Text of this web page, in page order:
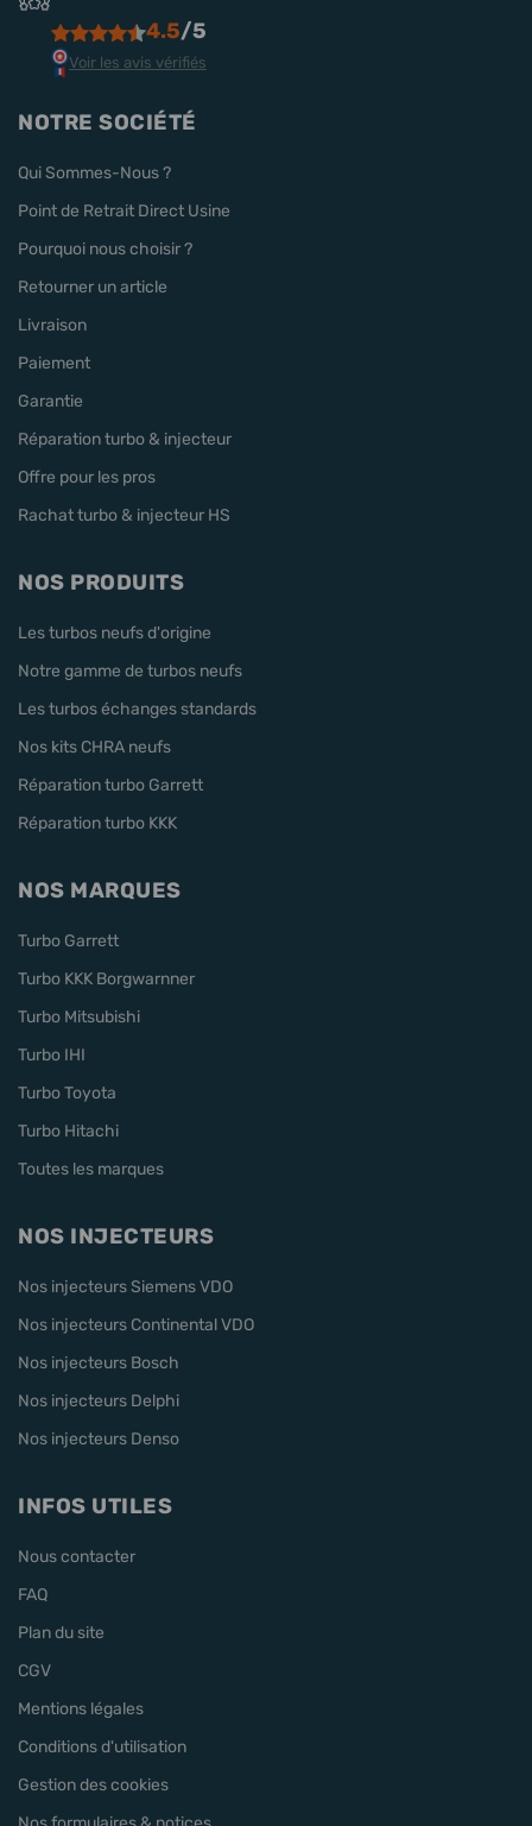
4.5/5
Voir les avis vérifiés
NOTRE SOCIÉTÉ
Qui Sommes-Nous ?
Point de Retrait Direct Usine
Pourquoi nous choisir ?
Retourner un article
Livraison
Paiement
Garantie
Réparation turbo & injecteur
Offre pour les pros
Rachat turbo & injecteur HS
NOS PRODUITS
Les turbos neufs d'origine
Notre gamme de turbos neufs
Les turbos échanges standards
Nos kits CHRA neufs
Réparation turbo Garrett
Réparation turbo KKK
NOS MARQUES
Turbo Garrett
Turbo KKK Borgwarnner
Turbo Mitsubishi
Turbo IHI
Turbo Toyota
Turbo Hitachi
Toutes les marques
NOS INJECTEURS
Nos injecteurs Siemens VDO
Nos injecteurs Continental VDO
Nos injecteurs Bosch
Nos injecteurs Delphi
Nos injecteurs Denso
INFOS UTILES
Nous contacter
FAQ
Plan du site
CGV
Mentions légales
Conditions d'utilisation
Gestion des cookies